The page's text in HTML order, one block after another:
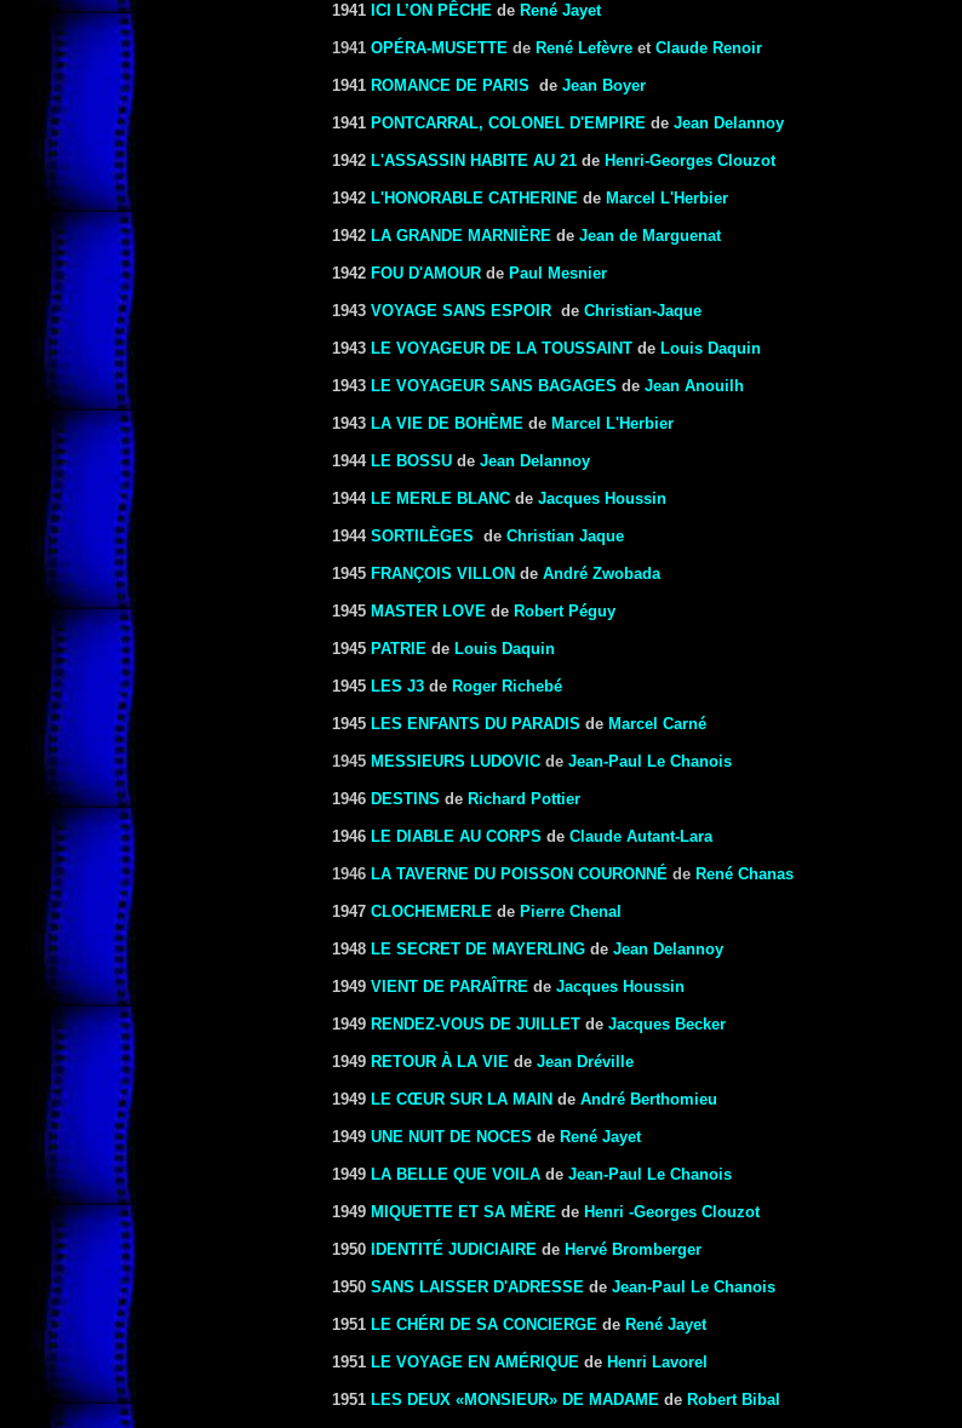
1941 ICI L’ON PÊCHE de René Jayet
1941 OPÉRA-MUSETTE de René Lefèvre et Claude Renoir
1941 ROMANCE DE PARIS de Jean Boyer
1941 PONTCARRAL, COLONEL D'EMPIRE de Jean Delannoy
1942 L'ASSASSIN HABITE AU 21 de Henri-Georges Clouzot
1942 L'HONORABLE CATHERINE de Marcel L'Herbier
1942 LA GRANDE MARNIÈRE de Jean de Marguenat
1942 FOU D'AMOUR de Paul Mesnier
1943 VOYAGE SANS ESPOIR de Christian-Jaque
1943 LE VOYAGEUR DE LA TOUSSAINT de Louis Daquin
1943 LE VOYAGEUR SANS BAGAGES de Jean Anouilh
1943 LA VIE DE BOHÈME de Marcel L'Herbier
1944 LE BOSSU de Jean Delannoy
1944 LE MERLE BLANC de Jacques Houssin
1944 SORTILÈGES de Christian Jaque
1945 FRANÇOIS VILLON de André Zwobada
1945 MASTER LOVE de Robert Péguy
1945 PATRIE de Louis Daquin
1945 LES J3 de Roger Richebé
1945 LES ENFANTS DU PARADIS de Marcel Carné
1945 MESSIEURS LUDOVIC de Jean-Paul Le Chanois
1946 DESTINS de Richard Pottier
1946 LE DIABLE AU CORPS de Claude Autant-Lara
1946 LA TAVERNE DU POISSON COURONNÉ de René Chanas
1947 CLOCHEMERLE de Pierre Chenal
1948 LE SECRET DE MAYERLING de Jean Delannoy
1949 VIENT DE PARAÎTRE de Jacques Houssin
1949 RENDEZ-VOUS DE JUILLET de Jacques Becker
1949 RETOUR À LA VIE de Jean Dréville
1949 LE CŒUR SUR LA MAIN de André Berthomieu
1949 UNE NUIT DE NOCES de René Jayet
1949 LA BELLE QUE VOILA de Jean-Paul Le Chanois
1949 MIQUETTE ET SA MÈRE de Henri -Georges Clouzot
1950 IDENTITÉ JUDICIAIRE de Hervé Bromberger
1950 SANS LAISSER D'ADRESSE de Jean-Paul Le Chanois
1951 LE CHÉRI DE SA CONCIERGE de René Jayet
1951 LE VOYAGE EN AMÉRIQUE de Henri Lavorel
1951 LES DEUX «MONSIEUR» DE MADAME de Robert Bibal